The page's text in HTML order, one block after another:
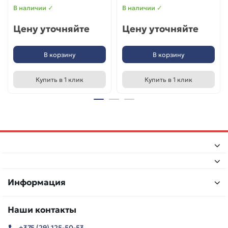
В наличии ✓
Цену уточняйте
В корзину
Купить в 1 клик
В наличии ✓
Цену уточняйте
В корзину
Купить в 1 клик
Информация
Наши контакты